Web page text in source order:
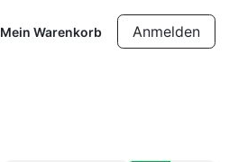
Mein Warenkorb Anmelden